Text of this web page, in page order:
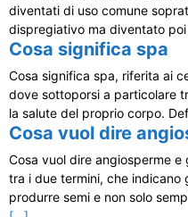
diventati di uso comune
dispregiativo ma diventato
Cosa significa spa
Cosa significa spa, riferita ai
dove sottoporsi a particolare
la salute del proprio corpo.
Cosa vuol dire
Cosa vuol dire angiosperme
tra i due termini, che
produrre semi e non solo